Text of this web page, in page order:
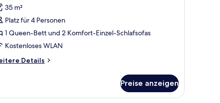
35 m²
Platz für 4 Personen
1 Queen-Bett und 2 Komfort-Einzel-Schlafsofas
Kostenloses WLAN
Details
Preise anzeigen